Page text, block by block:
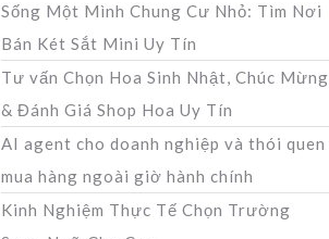
Sống Một Mình Chung Cư Nhỏ: Tìm Nơi
Bán Két Sắt Mini Uy Tín
Tư vấn Chọn Hoa Sinh Nhật, Chúc Mừng
& Đánh Giá Shop Hoa Uy Tín
AI agent cho doanh nghiệp và thói quen
mua hàng ngoài giờ hành chính
Kinh Nghiệm Thực Tế Chọn Trường